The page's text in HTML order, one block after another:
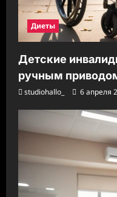
Диеты
Детские
ручным
studiohallo_ 6 апреля